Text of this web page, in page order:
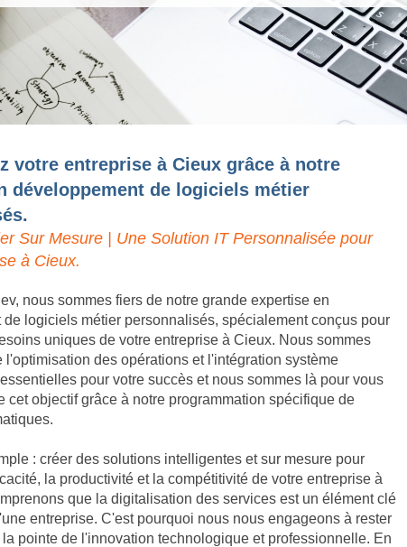
votre entreprise à Cieux grâce à notre
développement de logiciels métier
Sur Mesure | Une Solution IT Personnalisée pour
à Cieux.
nous sommes fiers de notre grande expertise en
logiciels métier personnalisés, spécialement conçus pour
uniques de votre entreprise à Cieux. Nous sommes
l'optimisation des opérations et l'intégration système
pour votre succès et nous sommes là pour vous
cet objectif grâce à notre programmation spécifique de
: créer des solutions intelligentes et sur mesure pour
la productivité et la compétitivité de votre entreprise à
que la digitalisation des services est un élément clé
entreprise. C'est pourquoi nous nous engageons à rester
pointe de l'innovation technologique et professionnelle. En